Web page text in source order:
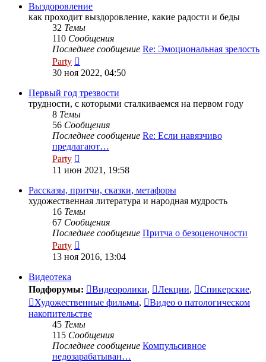
Выздоровление
как проходит выздоровление, какие радости и беды
32 Темы
110 Сообщения
Последнее сообщение Re: Эмоциональная зрелость
Party
к
последнему
сообщению
30 ноя 2022, 04:50
Первый год трезвости
трудности, с которыми сталкиваемся на первом году
8 Темы
56 Сообщения
Последнее сообщение Re: Если навязчиво
предлагают…
Party
к
последнему
сообщению
11 июн 2021, 19:58
Рассказы, притчи, сказки, метафоры
художественная литература и народная мудрость
16 Темы
67 Сообщения
Последнее сообщение Притча о безоценочности
Party
к
последнему
13 ноя 2016, 13:04
Видеотека
Подфорумы:
Видеоролики, Лекции, Спикерские,
Художественные фильмы,
Видео о патологическом
накопительстве
45 Темы
115 Сообщения
Последнее сообщение Компульсивное
недозарабатыван…